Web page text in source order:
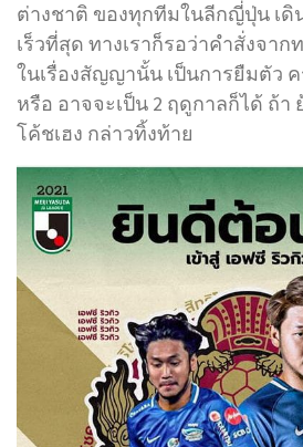
ต่างชาติ ของทุกทีมในลีกญี่ปุ่น เดิ
เร็วที่สุด ทางเราก็รอว่าคำสั่งจา
ในเรื่องสัญญานั้น เป็นการยืมตัว
หรือ อาจจะเป็น 2 ฤดูกาลก็ได้ ถ้า
โค้ชเฮง กล่าวทิ้งท้าย